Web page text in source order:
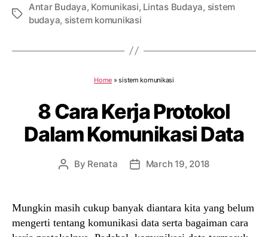
Tags
Antar Budaya, Komunikasi, Lintas Budaya, sistem
budaya, sistem komunikasi
Home »sistem komunikasi
8 Cara Kerja Protokol
Dalam Komunikasi Data
Post
By Renata
PostMarch 19, 2018
Mungkin masih cukup banyak diantara kita yang belum
mengerti tentang komunikasi data serta bagaiman cara